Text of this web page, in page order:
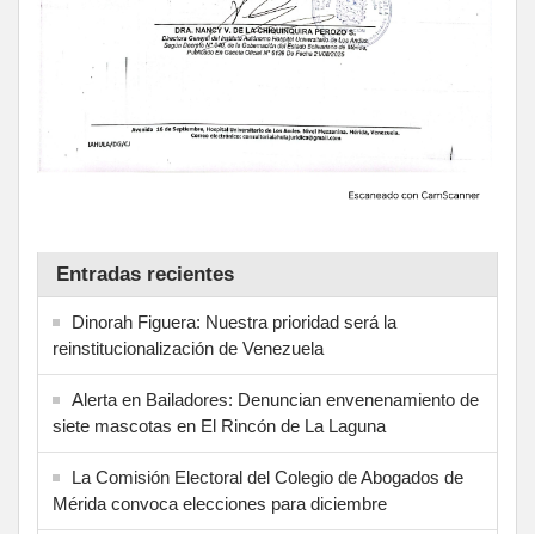
Entradas recientes
Dinorah Figuera: Nuestra prioridad será la
reinstitucionalización de Venezuela
Alerta en Bailadores: Denuncian envenenamiento de
siete mascotas en El Rincón de La Laguna
La Comisión Electoral del Colegio de Abogados de
Mérida convoca elecciones para diciembre